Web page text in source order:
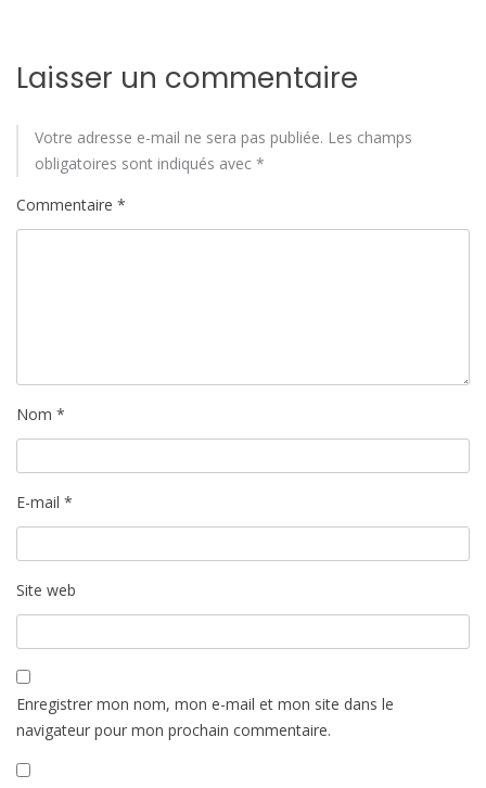
Laisser un commentaire
Votre adresse e-mail ne sera pas publiée. Les champs
obligatoires sont indiqués avec *
Commentaire *
Nom *
E-mail *
Site web
Enregistrer mon nom, mon e-mail et mon site dans le
navigateur pour mon prochain commentaire.